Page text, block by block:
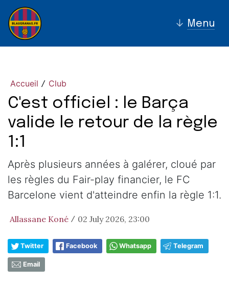
↓ Menu
Accueil / Club
C'est officiel : le Barça
valide le retour de la règle
1:1
Après plusieurs années à galérer, cloué par
les règles du Fair-play financier, le FC
Barcelone vient d'atteindre enfin la règle 1:1.
Allassane Koné / 02 July 2026, 23:00
Twitter Facebook Whatsapp Telegram
Email